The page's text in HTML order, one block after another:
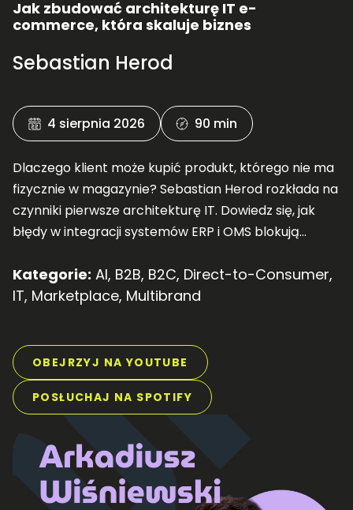
Jak zbudować architekturę IT e-
commerce, która skaluje biznes
Sebastian Herod
4 sierpnia 2026 90 min
Dlaczego klient może kupić produkt, którego nie ma
fizycznie w magazynie? Sebastian Herod rozkłada na
czynniki pierwsze architekturę IT. Dowiedz się, jak
błędy w integracji systemów ERP i OMS blokują
Kategorie: AI, B2B, B2C, Direct-to-Consumer,
IT, Marketplace, Multibrand
OBEJRZYJ NA YOUTUBE
POSŁUCHAJ NA SPOTIFY